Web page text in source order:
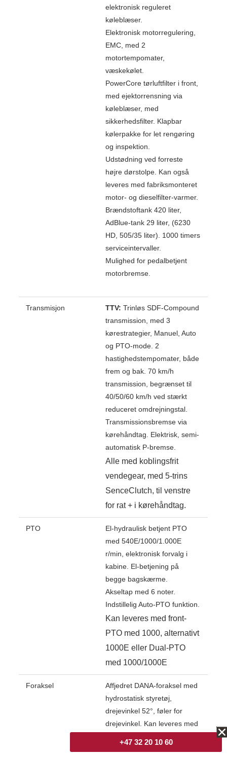
elektronisk reguleret
køleblæser.
Elektronisk motorregulering,
EMC, med 2
motortempomater,
væskekølet.
PowerCore tørluftfilter i front,
med ejektorrensning via
køleblæser, med
sikkerhedsfilter. Klapbar
kølerpakke for let rengøring
og inspektion.
Udstødning ved forreste
højre dørstolpe. Kan også
leveres med fabriksmonteret
motor- og dieselfilter-varmer.
Brændstoftank 420 liter,
AdBlue-tank 29 liter, (6230
HD, 505/35 liter). 1000 timers
serviceintervaller.
Mulighed for pedalbetjent
motorbremse.
Transmisjon TTV: Trinløs SDF-Compound
transmission, med 3
kørestrategier, Manuel, Auto
og PTO-mode. 2
hastighedstempomater, både
frem og bak. 70 km/h
transmission, begrænset til
40/50/60 km/h ved stærkt
reduceret omdrejningstal.
Transmissionsbremse via
kørehåndtag. Elektrisk, semi-
automatisk P-bremse.
Alle med koblingsfrit
vendegear, med 5-trins
SenceClutch, til venstre
for rat + i kørehåndtag.
PTO
El-hydraulisk betjent PTO
med 540E/1000/1.000E
r/min, elektronisk forvalg i
kabine. El-betjening på
begge bagskærme.
Akseltap med 6 noter.
Indstillelig Auto-PTO funktion.
Kan leveres med front-
PTO med 1000, alternativt
1000E eller Dual-PTO
med 1000/1000E
Foraksel
Affjedret DANA-foraksel med
hydrostatisk styretøj,
drejevinkel 52°, føler for
drejevinkel. Kan leveres med
+47 32 20 10 60